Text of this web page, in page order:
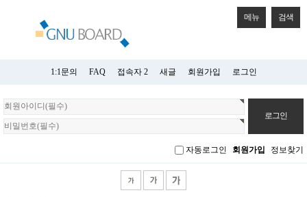
메뉴 검색
1:1문의 FAQ 접속자 2 새글 회원가입 로그인
회
원
로
자동로그인 회원가입 정보찾기